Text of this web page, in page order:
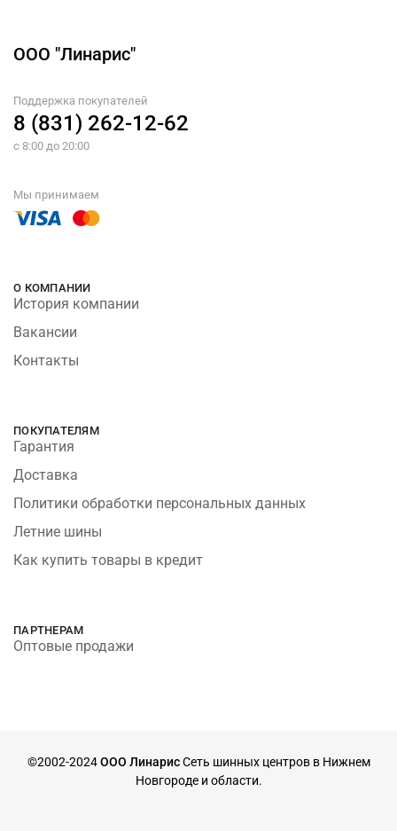
ООО "Линарис"
Поддержка покупателей
8 (831) 262-12-62
с 8:00 до 20:00
Мы принимаем
О КОМПАНИИ
История компании
Вакансии
Контакты
ПОКУПАТЕЛЯМ
Гарантия
Доставка
Политики обработки персональных данных
Летние шины
Как купить товары в кредит
ПАРТНЕРАМ
Оптовые продажи
©2002-2024ООО ЛинарисСеть шинных центров в Нижнем
Новгороде и области.